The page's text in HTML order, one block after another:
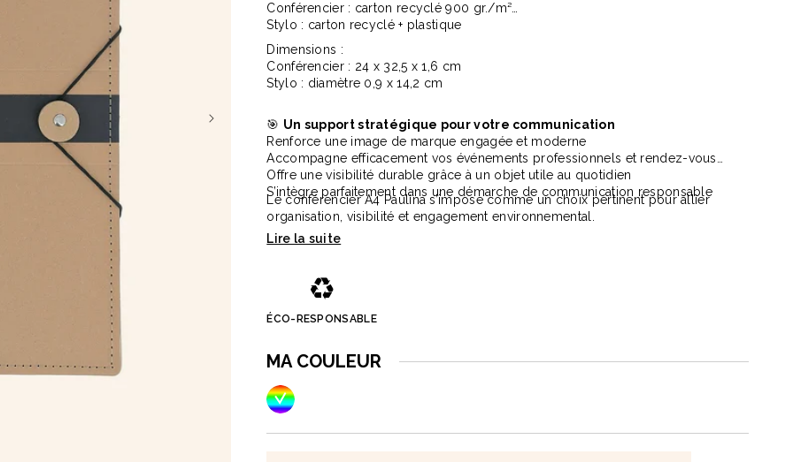
naturel 23cm Marjane
Carnet A5 160 pages en carton recyclé
à partir de2,1 €
Conférencier : carton recyclé 900 gr./m²
Stylo : carton recyclé + plastique
Dimensions :
Conférencier : 24 x 32,5 x 1,6 cm
Stylo : diamètre 0,9 x 14,2 cm
🎯 Un support stratégique pour votre communication
Renforce une image de marque engagée et moderne
Accompagne efficacement vos événements professionnels et rendez-vous
Offre une visibilité durable grâce à un objet utile au quotidien
S’intègre parfaitement dans une démarche de communication responsable
Le conférencier A4 Paulina s’impose comme un choix pertinent pour allier
organisation, visibilité et engagement environnemental.
♻️
ÉCO-RESPONSABLE
MA COULEUR